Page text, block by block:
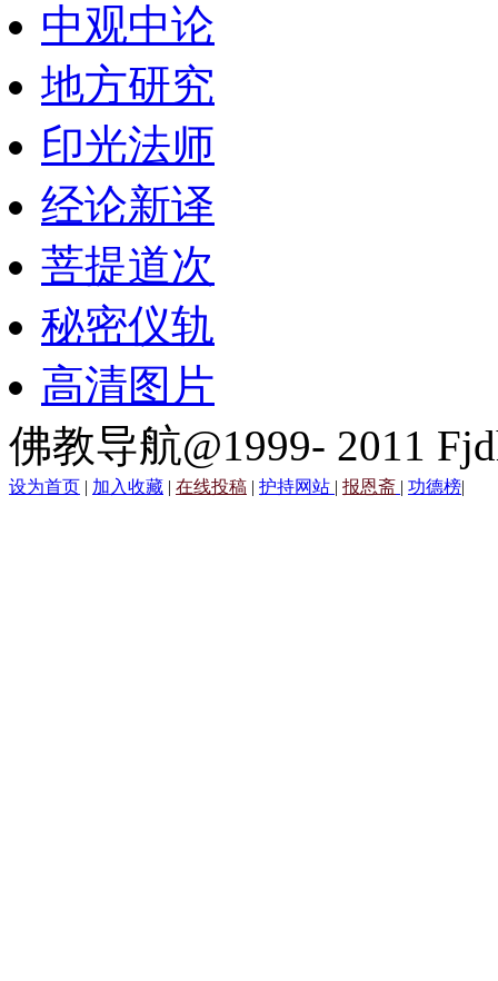
中观中论
地方研究
印光法师
经论新译
菩提道次
秘密仪轨
高清图片
佛教导航@1999- 2011
设为首页 | 加入收藏 | 在线投稿 | 护持网站 | 报恩斋 | 功德榜|